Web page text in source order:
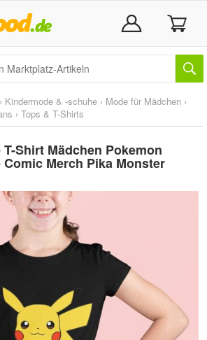
› Kindermode & -schuhe › Mode für Mädchen ›
› Tops & T-Shirts
Shirt Mädchen Pokemon
Merch Pika Monster